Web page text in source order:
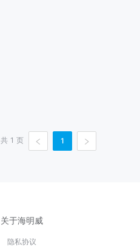
共 1 页 1
关于海明威
隐私协议